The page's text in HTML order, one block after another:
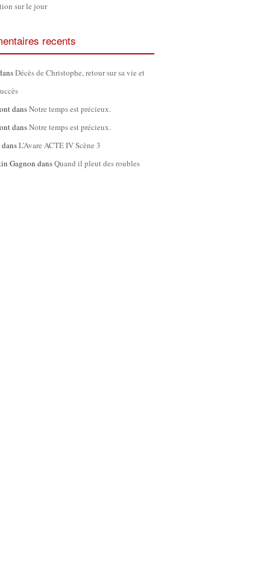
sur le jour
recents
Décès de Christophe, retour sur sa vie et
dansNotre temps est précieux.
dansNotre temps est précieux.
dansL’Avare ACTE IV Scène 3
Gagnon dansQuand il pleut des roubles